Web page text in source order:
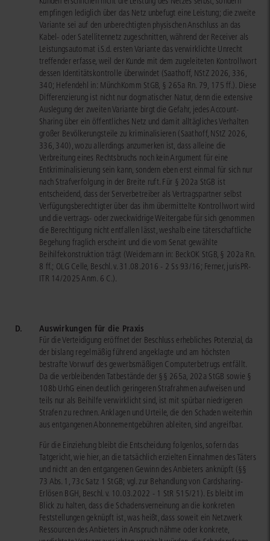
empfingen lediglich über das Netz unbefugt eine Leistung; die zweite
Variante sei auf den unberechtigten physischen Anschluss an das
Kabel- oder Satellitennetz zugeschnitten, während der Receiver als
Leistungsautomat i.S.d. ersten Variante das verwirklichte Unrecht
treffender erfasse, weil der Kunde mit dem zugeleiteten Kontrollwort
dessen Identitätskontrolle überwindet (Saathoff, NStZ 2026, 336,
340; Hefendehl in: MünchKomm StGB, § 265a Rn. 79, 175 ff.). Diese
Differenzierung ist nicht nur dogmatischer Natur, denn die extensive
Auslegung der zweiten Variante birgt die Gefahr, jedes Account-
Sharing über ein öffentliches Netz und damit alltägliches Verhalten
großer Bevölkerungsteile zu kriminalisieren (Saathoff, NStZ 2026,
336, 340), wozu allerdings anzumerken ist, dass alleine die
Verbreitung eines Rechtsbruchs noch kein Argument für eine
Entkriminalisierung sein kann, sondern eben erst einmal für sich nur
nach Strafverfolgung in der Breite ruft. Für § 202a StGB ist
entscheidend, dass der Serverbetreiber als Vertragspartner selbst
Verfügungsberechtigter über das ihm übermittelte Kontrollwort wird
und die vertrags- oder zweckwidrige Weitergabe für sich genommen
die Berechtigung nicht entfallen lässt, weshalb eine täterschaftliche
Begehung fraglich erscheint und die vom Senat gewählte
Beihilfekonstruktion trägt (Weidemann in: BeckOK StGB, § 202a Rn.
8 ff.; OLG Celle, Beschl. v. 31.08.2016 - 2 Ss 93/16; Ferner, jurisPR-
ITR 14/2025 Anm. 6 C.).
D. Auswirkungen für die Praxis
Für die Verteidigung eröffnet der Beschluss erhebliches Potenzial, da
der bislang regelmäßig führend angeklagte und am höchsten
bestrafte Vorwurf des gewerbsmäßigen Computerbetrugs entfällt.
Da die verbleibenden Tatbestände der §§ 265a, 202a StGB sowie §
108b UrhG einen deutlich geringeren Strafrahmen aufweisen und
teils nur als Beihilfe verwirklicht sind, ist mit spürbar niedrigeren
Strafen zu rechnen. Anklagen und Urteile, die den Schaden weiterhin
aus entgangenen Abonnementgebühren ableiten, sind angreifbar.
Für die Einziehung bleibt die Entscheidung folgenlos, sofern das
Tatgericht, wie hier, an die tatsächlich erzielten Einnahmen des Täters
und nicht an den entgangenen Gewinn des Anbieters anknüpft (§§
73 Abs. 1, 73c Satz 1 StGB; vgl. zur Behandlung von Cardsharing-
Erlösen BGH, Beschl. v. 10.03.2022 - 1 StR 515/21). Es bleibt im
Blick zu halten, dass die Schadensverneinung an die konkreten
Feststellungen geknüpft ist, was heißt, dass soweit ein Netzwerk
Ressourcen des Anbieters in Anspruch nähme oder konkrete,